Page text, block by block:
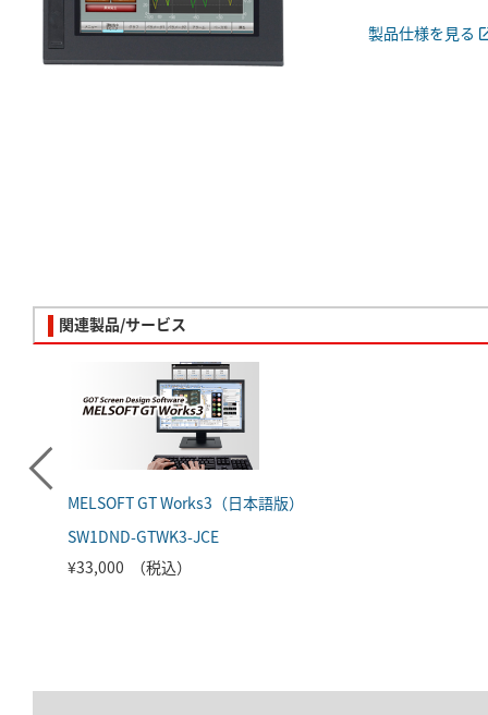
製品仕様を見る
関連製品/サービス
MELSOFT GT Works3（日本語版）
SW1DND-GTWK3-JCE
¥33,000 （税込）